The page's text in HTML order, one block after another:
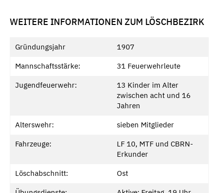
WEITERE INFORMATIONEN ZUM LÖSCHBEZIRK
Gründungsjahr 1907
Mannschaftsstärke: 31 Feuerwehrleute
Jugendfeuerwehr:
13 Kinder im Alter
zwischen acht und 16
Jahren
Alterswehr: sieben Mitglieder
Fahrzeuge:
LF 10, MTF und CBRN-
Erkunder
Löschabschnitt: Ost